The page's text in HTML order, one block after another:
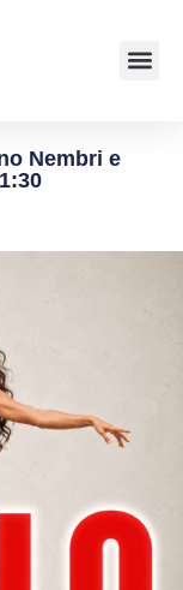
Nembri e